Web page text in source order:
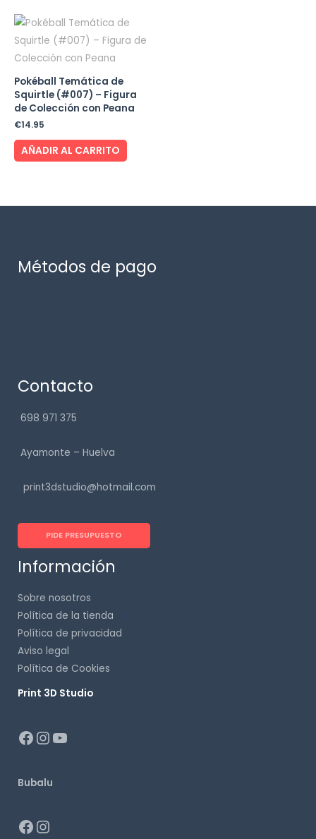
Pokéball Temática de
Squirtle (#007) – Figura
de Colección con Peana
€14.95
AÑADIR AL CARRITO
Métodos de pago
Contacto
698 971 375
Ayamonte – Huelva
print3dstudio@hotmail.com
PIDE PRESUPUESTO
Información
Sobre nosotros
Política de la tienda
Política de privacidad
Aviso legal
Política de Cookies
Print 3D Studio
Bubalu